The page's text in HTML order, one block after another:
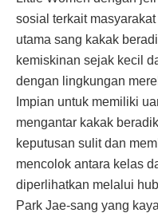
sosial terkait
utama sang kakak
kemiskinan sejak kecil
dengan lingkungan
Impian untuk memiliki
mengantar kakak
keputusan sulit dan
mencolok antara kelas
diperlihatkan melalui
Park Jae-sang yang